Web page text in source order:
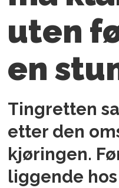
uten
en
Tingretten
etter den
kjøringen.
liggende